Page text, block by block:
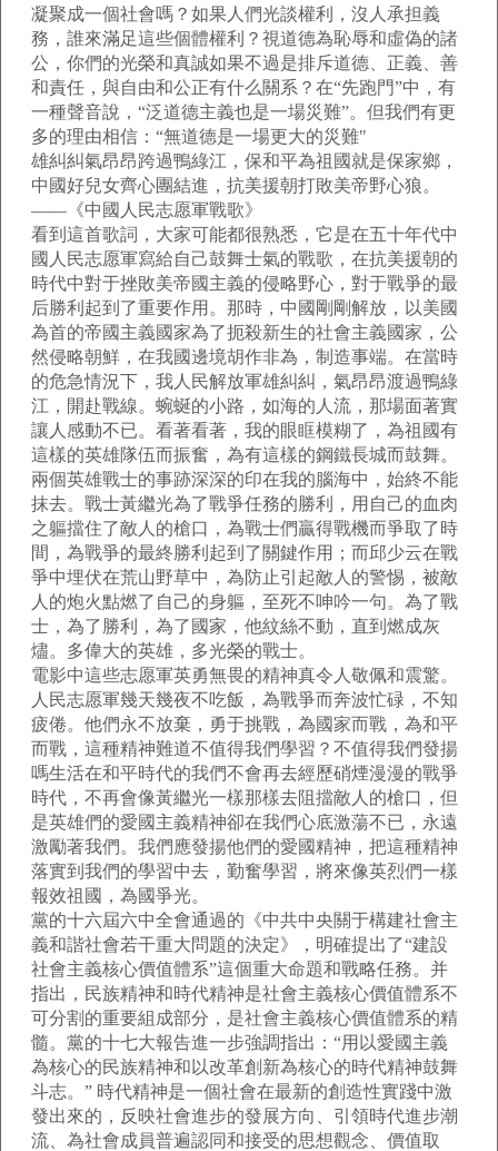
凝聚成一個社會嗎？如果人們光談權利，沒人承担義
務，誰來滿足這些個體權利？視道德為恥辱和虛偽的諸
公，你們的光榮和真誠如果不過是排斥道德、正義、善
和責任，與自由和公正有什么關系？在“先跑門”中，有
一種聲音說，“泛道德主義也是一場災難”。但我們有更
多的理由相信：“無道德是一場更大的災難"
雄糾糾氣昂昂跨過鴨綠江，保和平為祖國就是保家鄉，
中國好兒女齊心團結進，抗美援朝打敗美帝野心狼。
——《中國人民志愿軍戰歌》
看到這首歌詞，大家可能都很熟悉，它是在五十年代中
國人民志愿軍寫給自己鼓舞士氣的戰歌，在抗美援朝的
時代中對于挫敗美帝國主義的侵略野心，對于戰爭的最
后勝利起到了重要作用。那時，中國剛剛解放，以美國
為首的帝國主義國家為了扼殺新生的社會主義國家，公
然侵略朝鮮，在我國邊境胡作非為，制造事端。在當時
的危急情況下，我人民解放軍雄糾糾，氣昂昂渡過鴨綠
江，開赴戰線。蜿蜒的小路，如海的人流，那場面著實
讓人感動不已。看著看著，我的眼眶模糊了，為祖國有
這樣的英雄隊伍而振奮，為有這樣的鋼鐵長城而鼓舞。
兩個英雄戰士的事跡深深的印在我的腦海中，始終不能
抹去。戰士黃繼光為了戰爭任務的勝利，用自己的血肉
之軀擋住了敵人的槍口，為戰士們贏得戰機而爭取了時
間，為戰爭的最終勝利起到了關鍵作用；而邱少云在戰
爭中埋伏在荒山野草中，為防止引起敵人的警惕，被敵
人的炮火點燃了自己的身軀，至死不呻吟一句。為了戰
士，為了勝利，為了國家，他紋絲不動，直到燃成灰
燼。多偉大的英雄，多光榮的戰士。
電影中這些志愿軍英勇無畏的精神真令人敬佩和震驚。
人民志愿軍幾天幾夜不吃飯，為戰爭而奔波忙碌，不知
疲倦。他們永不放棄，勇于挑戰，為國家而戰，為和平
而戰，這種精神難道不值得我們學習？不值得我們發揚
嗎生活在和平時代的我們不會再去經歷硝煙漫漫的戰爭
時代，不再會像黃繼光一樣那樣去阻擋敵人的槍口，但
是英雄們的愛國主義精神卻在我們心底激蕩不已，永遠
激勵著我們。我們應發揚他們的愛國精神，把這種精神
落實到我們的學習中去，勤奮學習，將來像英烈們一樣
報效祖國，為國爭光。
黨的十六屆六中全會通過的《中共中央關于構建社會主
義和諧社會若干重大問題的決定》，明確提出了“建設
社會主義核心價值體系”這個重大命題和戰略任務。并
指出，民族精神和時代精神是社會主義核心價值體系不
可分割的重要組成部分，是社會主義核心價值體系的精
髓。黨的十七大報告進一步強調指出：“用以愛國主義
為核心的民族精神和以改革創新為核心的時代精神鼓舞
斗志。” 時代精神是一個社會在最新的創造性實踐中激
發出來的，反映社會進步的發展方向、引領時代進步潮
流、為社會成員普遍認同和接受的思想觀念、價值取